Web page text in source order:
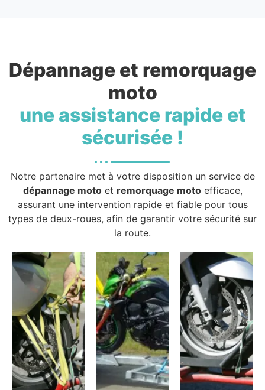
Dépannage et remorquage
moto
une assistance rapide et
sécurisée !
Notre partenaire met à votre disposition un service de
dépannage motoet remorquage motoefficace,
assurant une intervention rapide et fiable pour tous
types de deux-roues, afin de garantir votre sécurité sur
la route.